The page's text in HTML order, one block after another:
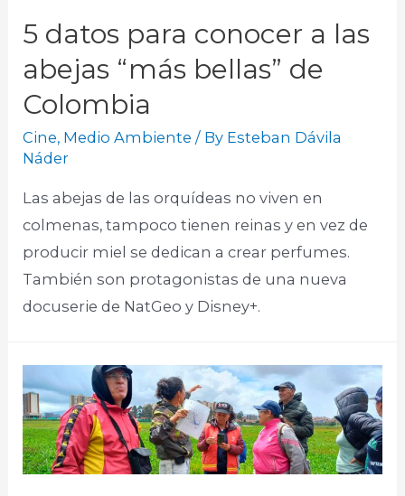
5 datos para conocer a las
abejas “más bellas” de
Colombia
Cine, Medio Ambiente / By Esteban Dávila
Náder
Las abejas de las orquídeas no viven en
colmenas, tampoco tienen reinas y en vez de
producir miel se dedican a crear perfumes.
También son protagonistas de una nueva
docuserie de NatGeo y Disney+.